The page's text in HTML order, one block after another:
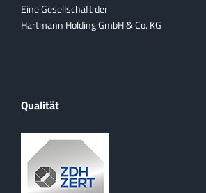
Eine Gesellschaft der
Hartmann Holding GmbH & Co. KG
Qualität